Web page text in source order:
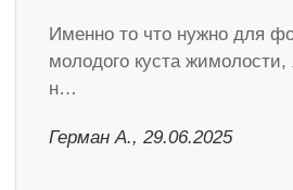
Именно то что нужно для
молодого куста жимолости,
н…
Герман А., 29.06.2025